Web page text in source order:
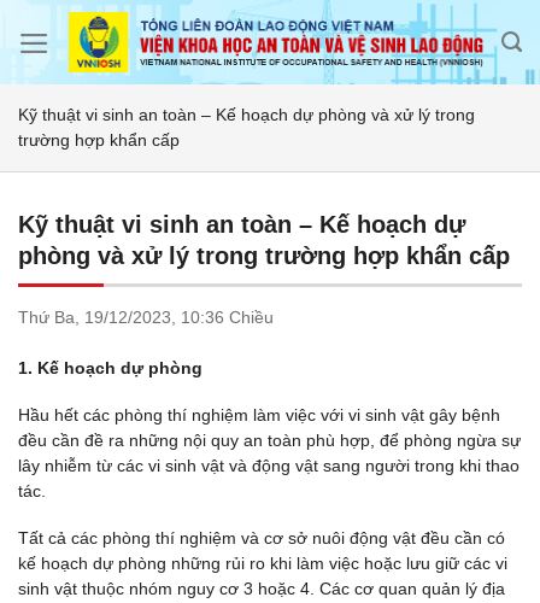
Kỹ thuật vi sinh an toàn – Kế hoạch dự phòng và xử lý trong
trường hợp khẩn cấp
Kỹ thuật vi sinh an toàn – Kế hoạch dự
phòng và xử lý trong trường hợp khẩn cấp
Thứ Ba, 19/12/2023, 10:36 Chiều
1. Kế hoạch dự phòng
Hầu hết các phòng thí nghiệm làm việc với vi sinh vật gây bệnh
đều cần đề ra những nội quy an toàn phù hợp, để phòng ngừa sự
lây nhiễm từ các vi sinh vật và động vật sang người trong khi thao
tác.
Tất cả các phòng thí nghiệm và cơ sở nuôi động vật đều cần có
kế hoạch dự phòng những rủi ro khi làm việc hoặc lưu giữ các vi
sinh vật thuộc nhóm nguy cơ 3 hoặc 4. Các cơ quan quản lý địa